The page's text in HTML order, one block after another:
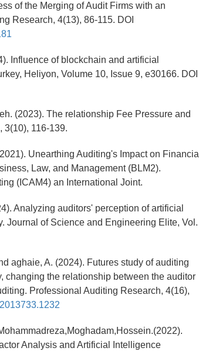
of the Merging of Audit Firms with an
Research, 4(13), 86-115. DOI
Influence of blockchain and artificial
Heliyon, Volume 10, Issue 9, e30166. DOI
(2023). The relationship Fee Pressure and
3(10), 116-139.
Unearthing Auditing's Impact on Financial
Law, and Management (BLM2).
(ICAM4) an International Joint.
Analyzing auditors' perception of artificial
Journal of Science and Engineering Elite, Vol.
aghaie, A. (2024). Futures study of auditing
changing the relationship between the auditor
Professional Auditing Research, 4(16),
Analysis and Artificial Intelligence